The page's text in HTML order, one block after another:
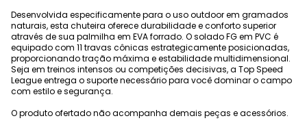
Desenvolvida especificamente para o uso outdoor em gramados
naturais, esta chuteira oferece durabilidade e conforto superior
através de sua palmilha em EVA forrado. O solado FG em PVC é
equipado com 11 travas cônicas estrategicamente posicionadas,
proporcionando tração máxima e estabilidade multidimensional.
Seja em treinos intensos ou competições decisivas, a Top Speed
League entrega o suporte necessário para você dominar o campo
com estilo e segurança.
O produto ofertado não acompanha demais peças e acessórios.